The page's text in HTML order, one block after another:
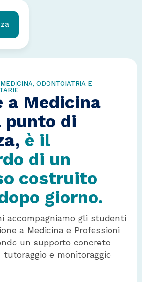
ODONTOIATRIA E
a Medicina
punto di
è il
di un
costruito
giorno.
accompagniamo gli studenti
a Medicina e Professioni
un supporto concreto
e monitoraggio